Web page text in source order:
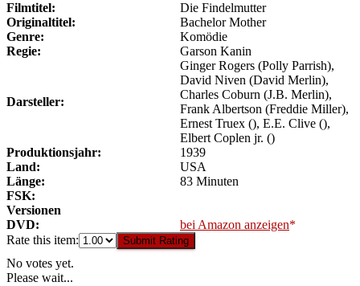
Filmtitel:
Die Findelmutter
Originaltitel:
Bachelor Mother
Genre:
Komödie
Regie:
Garson Kanin
Darsteller:
Ginger Rogers (Polly Parrish),
David Niven (David Merlin),
Charles Coburn (J.B. Merlin),
Frank Albertson (Freddie Miller),
Ernest Truex (), E.E. Clive (),
Elbert Coplen jr. ()
Produktionsjahr:
1939
Land:
USA
Länge:
83 Minuten
FSK:
Versionen
DVD:
bei Amazon anzeigen
Rate this item:
Submit Rating
No votes yet.
Please wait...